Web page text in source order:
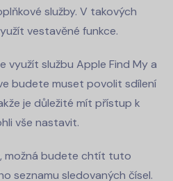
služby. V takových
vestavěné funkce.
využít službu Apple Find My a
budete muset povolit sdílení
je důležité mít přístup k
vše nastavit.
možná budete chtít tuto
seznamu sledovaných čísel.